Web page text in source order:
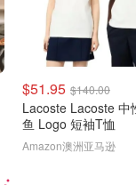
$51.95 $140.00
Lacoste Lacoste 中
鱼 Logo 短袖T恤
Amazon澳洲亚马逊